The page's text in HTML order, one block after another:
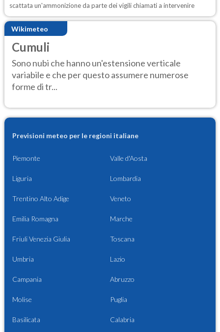
scattata un'ammonizione da parte dei vigili chiamati a intervenire
Wikimeteo
Cumuli
Sono nubi che hanno un'estensione verticale
variabile e che per questo assumere numerose
forme di tr...
Previsioni meteo per le regioni italiane
Piemonte Valle d'Aosta
Liguria Lombardia
Trentino Alto Adige Veneto
Emilia Romagna Marche
Friuli Venezia Giulia Toscana
Umbria Lazio
Campania Abruzzo
Molise Puglia
Basilicata Calabria